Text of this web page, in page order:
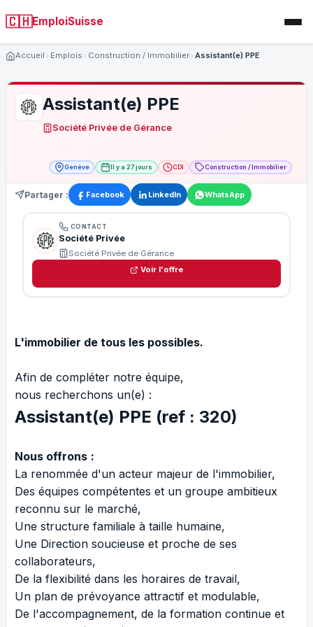
🇨🇭EmploiSuisse
Accueil Emplois Construction / Immobilier Assistant(e) PPE
Assistant(e) PPE
Société Privée de Gérance
Genève Il y a 27 jours CDI Construction / Immobilier
Partager : Facebook LinkedIn WhatsApp
CONTACT
Société Privée
Société Privée de Gérance
Voir l'offre
L'immobilier de tous les possibles.
Afin de compléter notre équipe,
nous recherchons un(e) :
Assistant(e) PPE (ref : 320)
Nous offrons :
La renommée d'un acteur majeur de l'immobilier,
Des équipes compétentes et un groupe ambitieux
reconnu sur le marché,
Une structure familiale à taille humaine,
Une Direction soucieuse et proche de ses
collaborateurs,
De la flexibilité dans les horaires de travail,
Un plan de prévoyance attractif et modulable,
De l'accompagnement, de la formation continue et